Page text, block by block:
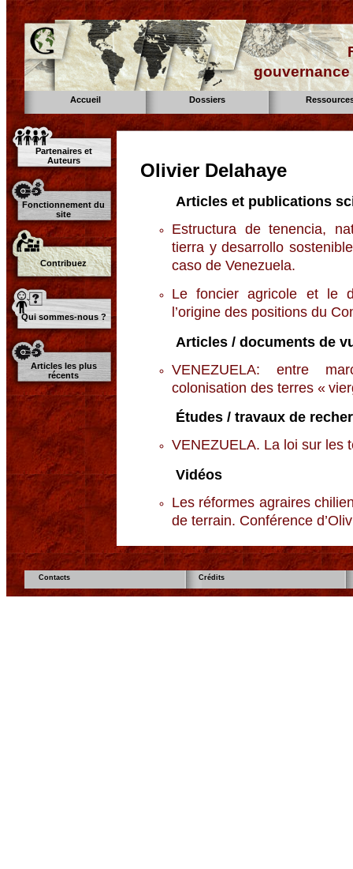
Accueil Dossiers
Partenaires et
Auteurs
Fonctionnement du
site
Contribuez
Qui sommes-nous ?
Articles les plus
récents
Olivier Delahaye
Articles et publications
Estructura de tenencia,
tierra y desarrollo
caso de Venezuela.
Le foncier agricole et le
l’origine des positions du
Articles / documents de
VENEZUELA: entre
colonisation des terres «
Études / travaux de
VENEZUELA. La loi sur les
Vidéos
Les réformes agraires
de terrain. Conférence
Contacts Crédits